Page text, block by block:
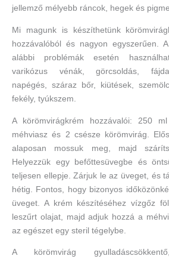
jellemző mélyebb ráncok, hegek és
Mi magunk is készíthetünk
hozzávalóból és nagyon egyszerűen.
alábbi problémák esetén
varikózus vénák, görcsoldás,
napégés, száraz bőr, kiütések,
fekély, tyúkszem.
A körömvirágkrém hozzávalói: 250
méhviasz és 2 csésze körömvirág.
alaposan mossuk meg, majd
Helyezzük egy befőttesüvegbe és
teljesen ellepje. Zárjuk le az üveget, és
hétig. Fontos, hogy bizonyos
üveget. A krém készítéséhez vízgőz
leszűrt olajat, majd adjuk hozzá a
az egészet egy steril tégelybe.
A körömvirág